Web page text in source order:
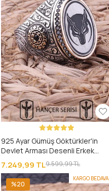
925 Ayar Gümüş Göktürkler'in
Devlet Arması Desenli Erkek
Yüzük
7.249,99 TL9.599,99 TL
KARGO BEDAVA
%20